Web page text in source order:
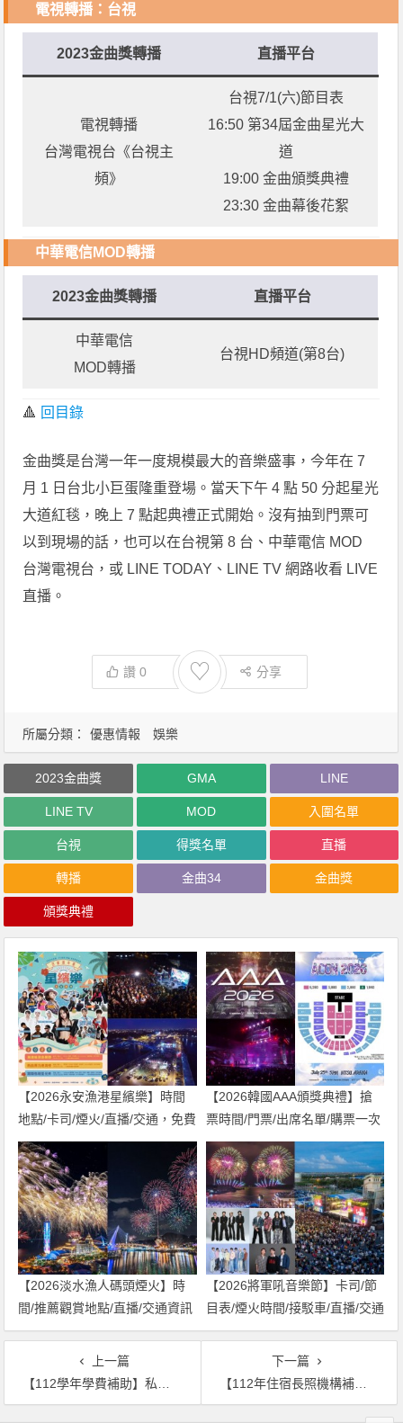
電視轉播：台視
2023金曲獎轉播 直播平台
電視轉播
台灣電視台《台視主
頻》
台視7/1(六)節目表
16:50 第34屆金曲星光大
道
19:00 金曲頒獎典禮
23:30 金曲幕後花絮
中華電信MOD轉播
2023金曲獎轉播 直播平台
中華電信
MOD轉播
台視HD頻道(第8台)
🔺 回目錄
金曲獎是台灣一年一度規模最大的音樂盛事，今年在 7
月 1 日台北小巨蛋隆重登場。當天下午 4 點 50 分起星光
大道紅毯，晚上 7 點起典禮正式開始。沒有抽到門票可
以到現場的話，也可以在台視第 8 台、中華電信 MOD
台灣電視台，或 LINE TODAY、LINE TV 網路收看 LIVE
直播。
讚0 ♡ 分享
所屬分類： 優惠情報 娛樂
2023金曲獎 GMA LINE
LINE TV MOD 入圍名單
台視 得獎名單 直播
轉播 金曲34 金曲獎
頒獎典禮
【2026永安漁港星繽樂】時間
地點/卡司/煙火/直播/交通，免費
入場！
【2026韓國AAA頒獎典禮】搶
票時間/門票/出席名單/購票一次
看！
【2026淡水漁人碼頭煙火】時
間/推薦觀賞地點/直播/交通資訊
一次看！
【2026將軍吼音樂節】卡司/節
目表/煙火時間/接駁車/直播/交通
一次看！
上一篇
【112學年學費補助】私立大學學雜費減免.高中職免學費資格.時間.申請一次看！
下一篇
【112年住宿長照機構補助】6萬及12萬元開放申請/發放時間/方案資訊整理